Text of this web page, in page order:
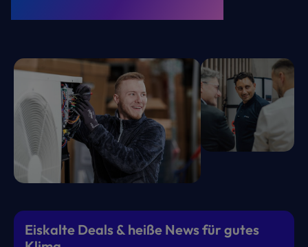
Eiskalte Deals & heiße News für gutes